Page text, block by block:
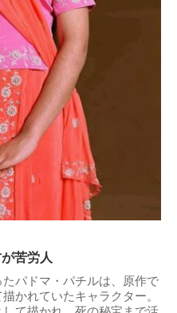
苦労人
パドマ・パチルは、原作で
かれていたキャラクター。